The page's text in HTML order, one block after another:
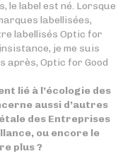
le label est né. Lorsque
labellisées,
labellisés Optic for
je me suis
après, Optic for Good
lié à l’écologie des
aussi d’autres
des Entreprises
ou encore le
plus ?